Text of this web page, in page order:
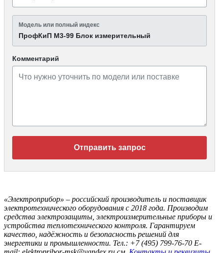
Модель или полный индекс
ПрофКиП М3-99 Блок измерительный
Комментарий
Отправить запрос
«Электроприбор» – российский производитель и поставщик
электротехнического оборудования с 2018 года. Производим
средства электрозащиты, электроизмерительные приборы и
устройства теплотехнического контроля. Гарантируем
качество, надёжность и безопасность решений для
энергетики и промышленности. Тел.: +7 (495) 799-76-70 E-